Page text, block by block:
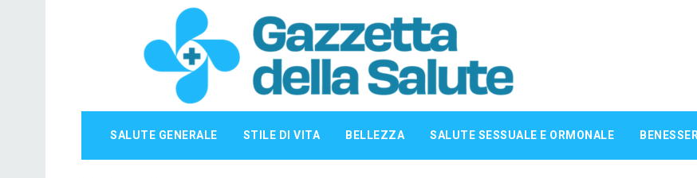
SALUTE GENERALE STILE DI VITA BELLEZZA SALUTE SESSUALE E ORMONALE